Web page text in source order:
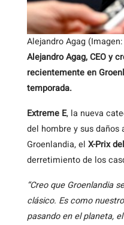
Alejandro Agag
Alejandro Agag, CEO y
recientemente en
temporada.
Extreme E, la nueva
del hombre y sus
Groenlandia, el X-Prix
derretimiento de los
“Creo que Groenlandia
clásico. Es como
pasando en el planeta,